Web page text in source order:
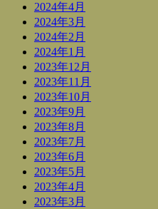
2024年4月
2024年3月
2024年2月
2024年1月
2023年12月
2023年11月
2023年10月
2023年9月
2023年8月
2023年7月
2023年6月
2023年5月
2023年4月
2023年3月